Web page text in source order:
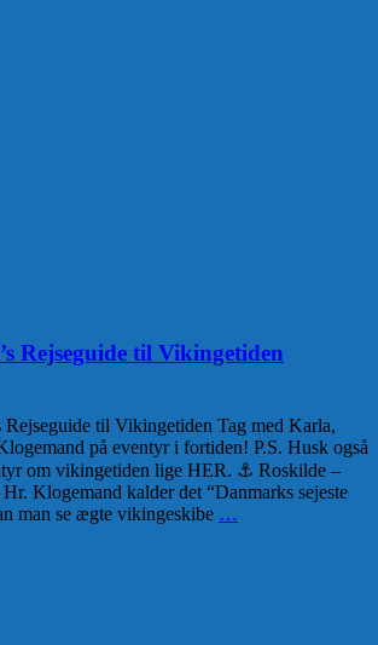
Rejseguide til Vikingetiden
Rejseguide til Vikingetiden Tag med Karla,
på eventyr i fortiden! P.S. Husk også
om vikingetiden lige HER. ⚓ Roskilde –
Klogemand kalder det “Danmarks sejeste
man se ægte vikingeskibe …